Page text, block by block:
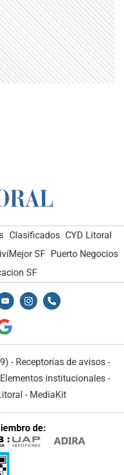
Clasificados CYD Litoral
SF Puerto Negocios
SF
- Receptorías de avisos -
Elementos institucionales-
- MediaKit
de: